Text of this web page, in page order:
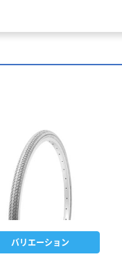
バリエーション